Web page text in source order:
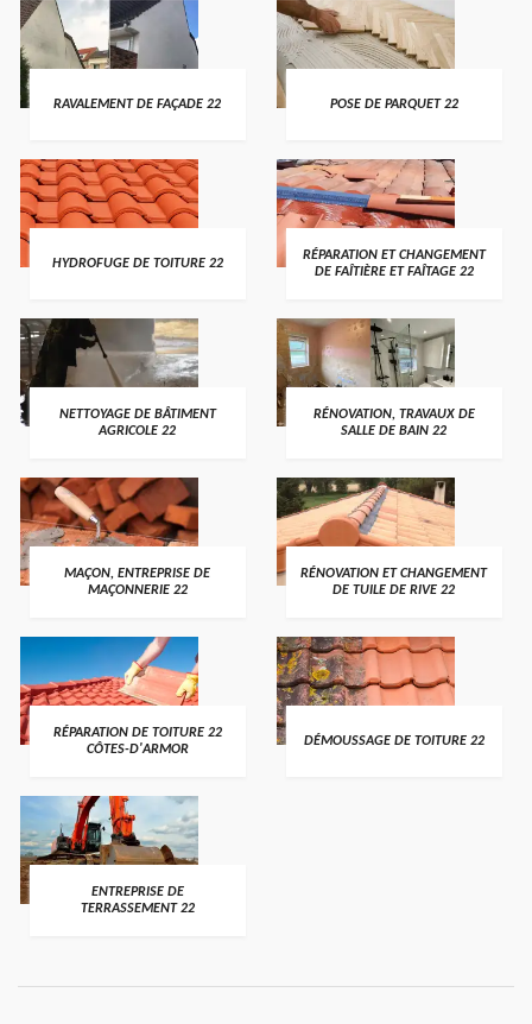
RAVALEMENT DE FAÇADE 22 POSE DE PARQUET 22
HYDROFUGE DE TOITURE 22
RÉPARATION ET CHANGEMENT
DE FAÎTIÈRE ET FAÎTAGE 22
NETTOYAGE DE BÂTIMENT
AGRICOLE 22
RÉNOVATION, TRAVAUX DE
SALLE DE BAIN 22
MAÇON, ENTREPRISE DE
MAÇONNERIE 22
RÉNOVATION ET CHANGEMENT
DE TUILE DE RIVE 22
RÉPARATION DE TOITURE 22
CÔTES-D'ARMOR
DÉMOUSSAGE DE TOITURE 22
ENTREPRISE DE
TERRASSEMENT 22